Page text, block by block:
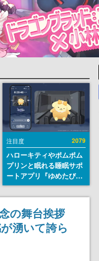
注目度 2079
ハローキティやポムポム
プリンと眠れる睡眠サポ
ートアプリ『ゆめたび』
が配信中。キャラごとの
ASMRや目覚ましアラー
ムも搭載
の舞台挨拶
湧いて誇ら